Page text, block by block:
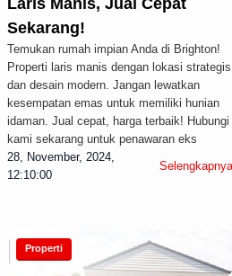
Laris Manis, Jual Cepat
Sekarang!
Temukan rumah impian Anda di Brighton!
Properti laris manis dengan lokasi strategis
dan desain modern. Jangan lewatkan
kesempatan emas untuk memiliki hunian
idaman. Jual cepat, harga terbaik! Hubungi
kami sekarang untuk penawaran eks
28, November, 2024,
12:10:00
Selengkapnya
Properti